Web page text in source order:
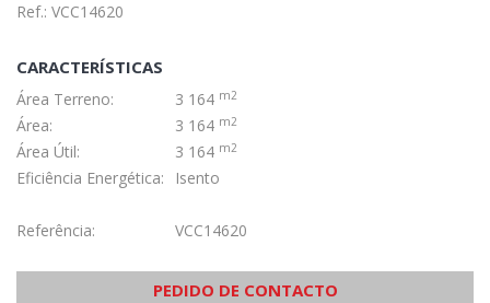
Ref.: VCC14620
CARACTERÍSTICAS
Área Terreno: 3 164 m2
Área: 3 164 m2
Área Útil: 3 164 m2
Eficiência Energética: Isento
Referência: VCC14620
PEDIDO DE CONTACTO